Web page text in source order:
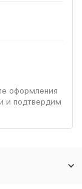
оформления
и подтвердим